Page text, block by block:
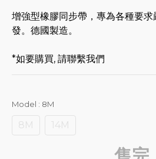
增強型橡膠同步帶，專為各種要
發。德國製造。
*如要購買, 請聯繫我們
Model : 8M